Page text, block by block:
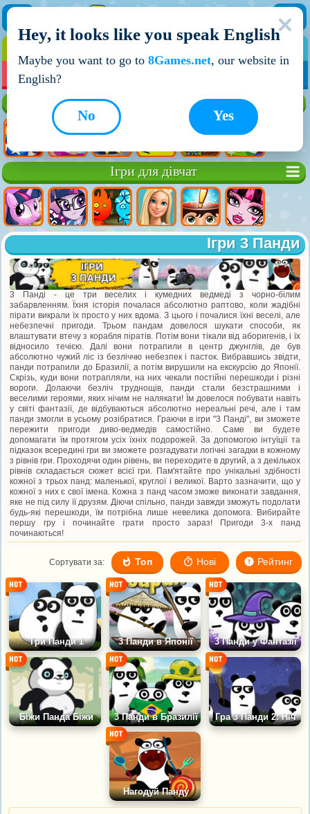
НОВІ ІГРИ
Ігри для дівчат
Ігри 3 Панди
3 Панді - це три веселих і кумедних ведмеді з чорно-білим
забарвленням. Їхня історія почалася абсолютно раптово, коли жадібні
пірати викрали їх просто у них вдома. З цього і почалися їхні веселі, але
небезпечні пригоди. Трьом пандам довелося шукати способи, як
влаштувати втечу з корабля піратів. Потім вони тікали від аборигенів, і їх
відносило течією. Далі вони потрапили в центр джунглів, де був
абсолютно чужий ліс із безліччю небезпек і пасток. Вибравшись звідти,
панди потрапили до Бразилії, а потім вирушили на екскурсію до Японії.
Скрізь, куди вони потрапляли, на них чекали постійні перешкоди і різні
вороги. Долаючи безліч труднощів, панди стали безстрашними і
веселими героями, яких нічим не налякати! Їм довелося побувати навіть
у світі фантазії, де відбуваються абсолютно нереальні речі, але і там
панди змогли в усьому розібратися. Граючи в ігри "3 Панді", ви зможете
пережити пригоди диво-ведмедів самостійно. Саме ви будете
допомагати їм протягом усіх їхніх подорожей. За допомогою інтуїції та
підказок всередині гри ви зможете розгадувати логічні загадки в кожному
з рівнів гри. Проходячи один рівень, ви переходите в другий, а з декількох
рівнів складається сюжет всієї гри. Пам'ятайте про унікальні здібності
кожної з трьох панд: маленької, круглої і великої. Варто зазначити, що у
кожної з них є свої імена. Кожна з панд часом зможе виконати завдання,
яке не під силу її друзям. Діючи спільно, панди завжди зможуть подолати
будь-які перешкоди, їм потрібна лише невелика допомога. Вибирайте
першу гру і починайте грати просто зараз! Пригоди 3-х панд
починаються!
Сортувати за: Топ Нові Рейтинг
Три Панди 1 3 Панди в Японії 3 Панди у Фантазії
Біжи Панда Біжи 3 Панди в Бразилії Гра 3 Панди 2: Ніч
Нагодуй Панду
Hey, it looks like you speak English
Maybe you want to go to 8Games.net, our website in
English?
Yes
No